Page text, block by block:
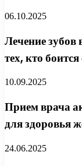
06.10.2025
Лечение зубов
тех, кто
10.09.2025
Прием врача
для здоровья
24.06.2025